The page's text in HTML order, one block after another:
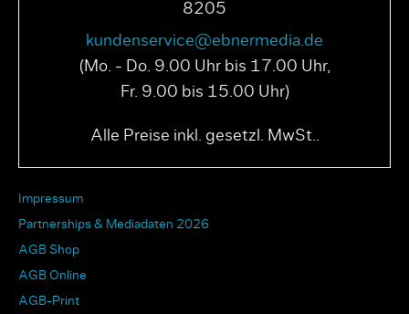
8205
kundenservice@ebnermedia.de
(Mo. - Do. 9.00 Uhr bis 17.00 Uhr,
Fr. 9.00 bis 15.00 Uhr)
Alle Preise inkl. gesetzl. MwSt..
Impressum
Partnerships & Mediadaten 2026
AGB Shop
AGB Online
AGB-Print